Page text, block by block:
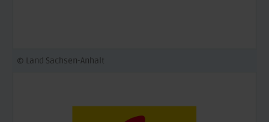
© Land Sachsen-Anhalt